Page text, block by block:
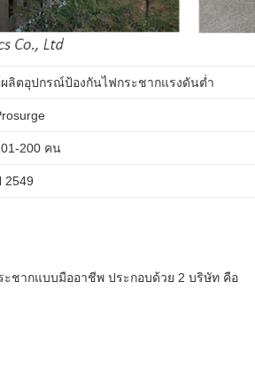
ผลิตอุปกรณ์ป้องกันไฟกระชากแรงดันต่ำ
200 คน
2549
ชากแบบมืออาชีพ ประกอบด้วย 2 บริษัท คือ